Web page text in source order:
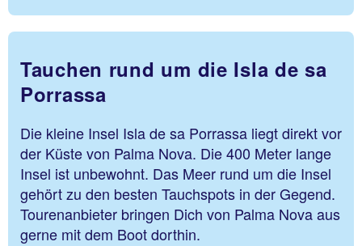
Tauchen rund um die Isla de sa
Porrassa
Die kleine Insel Isla de sa Porrassa liegt direkt vor
der Küste von Palma Nova. Die 400 Meter lange
Insel ist unbewohnt. Das Meer rund um die Insel
gehört zu den besten Tauchspots in der Gegend.
Tourenanbieter bringen Dich von Palma Nova aus
gerne mit dem Boot dorthin.